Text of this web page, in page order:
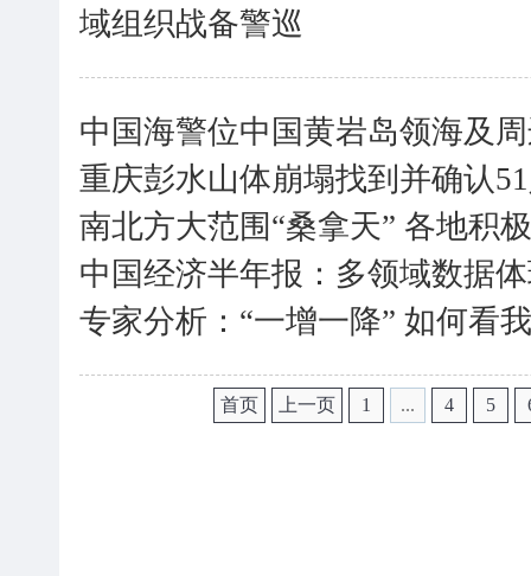
域组织战备警巡
中国海警位中国黄岩岛领海及
重庆彭水山体崩塌找到并确认
南北方大范围“桑拿天” 各地积
中国经济半年报：多领域数据
专家分析：“一增一降” 如何看
首页 上一页 1 ... 4 5